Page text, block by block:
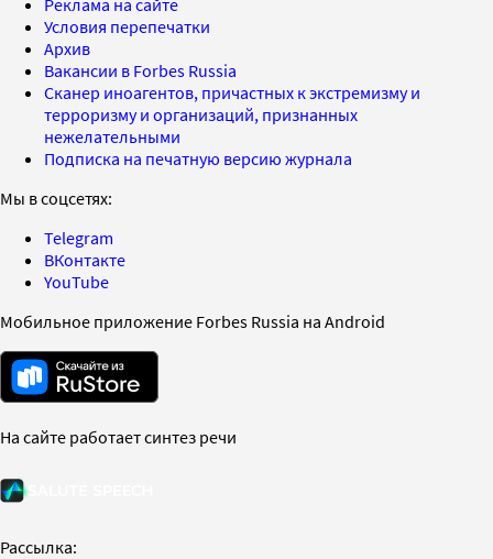
Условия перепечатки
Архив
Вакансии в Forbes Russia
Сканер иноагентов, причастных к экстремизму и
терроризму и организаций, признанных
нежелательными
Подписка на печатную версию журнала
Мы в соцсетях:
Telegram
ВКонтакте
YouTube
Мобильное приложение Forbes Russia на Android
На сайте работает синтез речи
Рассылка: